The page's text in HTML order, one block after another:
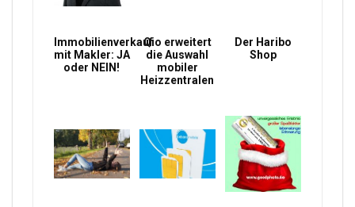
Immobilienverkauf
mit Makler: JA
oder NEIN!
Qio erweitert
die Auswahl
mobiler
Heizzentralen
Der Haribo
Shop